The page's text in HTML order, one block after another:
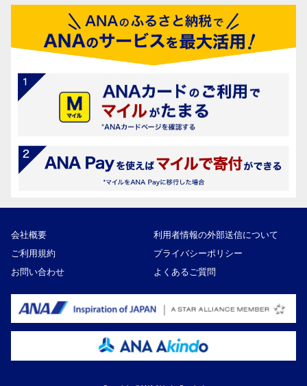
会社概要
利用者情報の外部送信について
ご利用規約
プライバシーポリシー
お問い合わせ
よくあるご質問